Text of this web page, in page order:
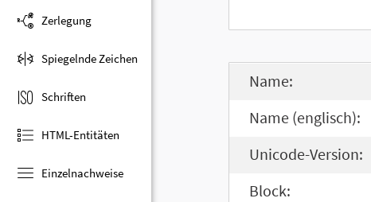
Zerlegung
Spiegelnde Zeichen
Schriften
HTML-Entitäten
Einzelnachweise
Name:
Name (englisch):
Unicode-Version:
Block: